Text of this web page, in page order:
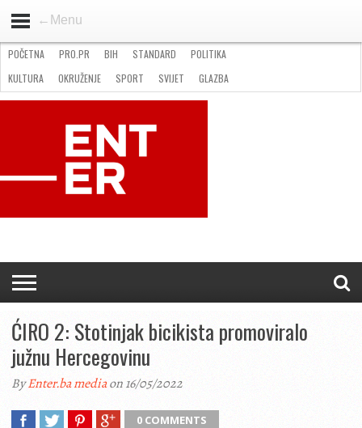
←Menu
STANDARD
GOSPODARSTVO
OKRUŽENJE
POČETNA PRO.PR BIH STANDARD
POLITIKA
KULTURA
OKRUŽENJE SPORT SVIJET
GLAZBA
NATJEČAJI
FILMING LOCATION IN BH KONTAKT
ĆIRO 2: Stotinjak bicikista promoviralo
južnu Hercegovinu
ByEnter.ba mediaon 16/05/2022
0 COMMENTS